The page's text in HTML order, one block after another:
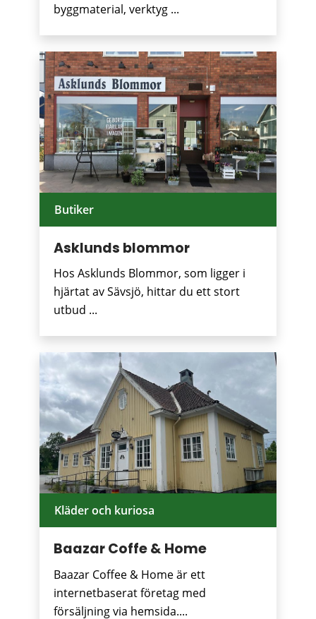
byggmaterial, verktyg ...
Butiker
Asklunds blommor
Hos Asklunds Blommor, som ligger i
hjärtat av Sävsjö, hittar du ett stort
utbud ...
Kläder och kuriosa
Baazar Coffe & Home
Baazar Coffee & Home är ett
internetbaserat företag med
försäljning via hemsida....